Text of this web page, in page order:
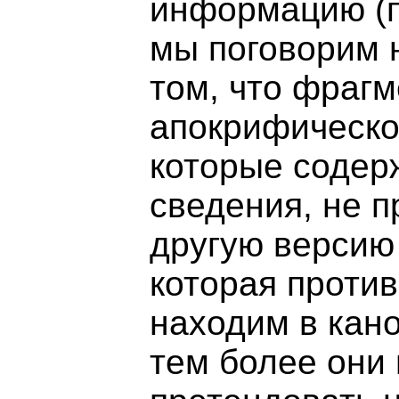
информацию
мы поговорим
том, что
которые
сведения, не
другую
которая
находим в
тем более они